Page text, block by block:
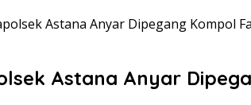
Astana Anyar Dipegang Kompol
Astana Anyar